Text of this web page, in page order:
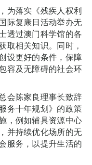
为落实《残疾人权利
际复康日活动举办无
透过澳门科学馆的各
取相关知识。同时，
设更好的条件，保障
容及无障碍的社会环
会陈家良理事长致辞
务十年规划》的政策
，例如辅具资源中心
并持续优化场所的无
服务，以提升生活的